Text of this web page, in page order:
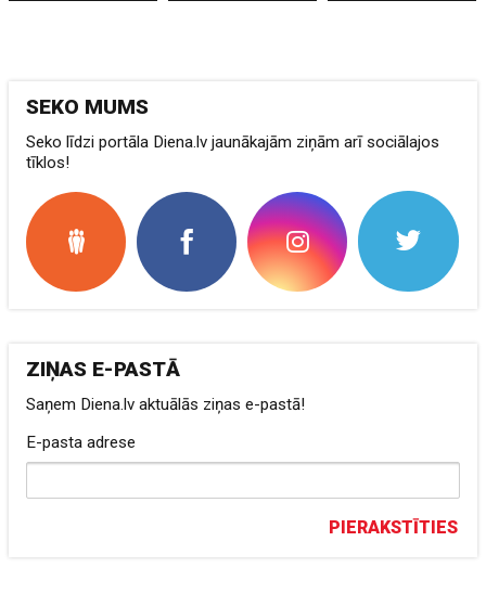
SEKO MUMS
Seko līdzi portāla Diena.lv jaunākajām ziņām arī sociālajos
tīklos!
ZIŅAS E-PASTĀ
Saņem Diena.lv aktuālās ziņas e-pastā!
E-pasta adrese
PIERAKSTĪTIES